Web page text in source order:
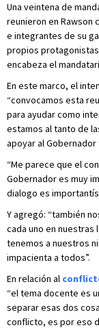
Una veintena de
reunieron en Rawson
e integrantes de su
propios
encabeza el
En este marco, el
“convocamos esta
para ayudar como
estamos al tanto de
apoyar al
“Me parece que el
Gobernador es muy
dialogo es
Y agregó: “también
cada uno en nuestras
tenemos a nuestros
impacienta a todos”.
En relación al
“el tema docente es
separar esas dos
conflicto, es por eso